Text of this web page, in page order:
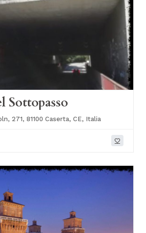
Sottopasso
271, 81100 Caserta, CE, Italia